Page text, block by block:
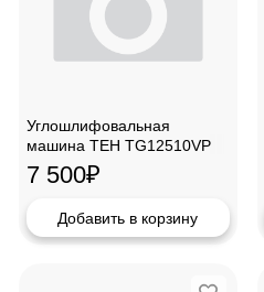
Углошлифовальная
машина TEH TG12510VP
7 500₽
Добавить в корзину